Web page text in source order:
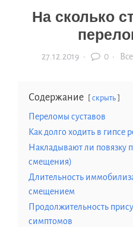
На сколько
27.12.2019 · 0 ·
Содержание скрыть
Переломы суставов
Как долго ходить в гипсе
Накладывают ли повязку
смещения)
Длительность
смещением
Продолжительность
симптомов